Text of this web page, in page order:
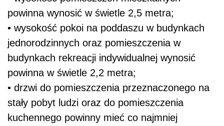
powinna wynosić w świetle 2,5 metra;
• wysokość pokoi na poddaszu w budynkach
jednorodzinnych oraz pomieszczenia w
budynkach rekreacji indywidualnej wynosić
powinna w świetle 2,2 metra;
• drzwi do pomieszczenia przeznaczonego na
stały pobyt ludzi oraz do pomieszczenia
kuchennego powinny mieć co najmniej